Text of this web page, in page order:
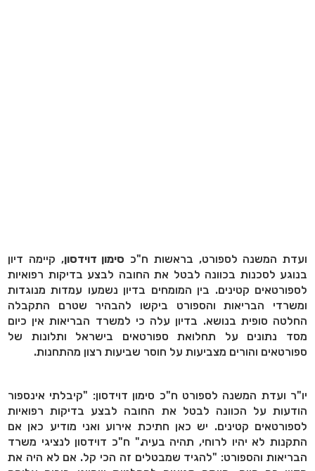
ועדת המשנה לספורט, בראשות ח"כסימון דוידסון, קיימה דיון
בנוגע לסכנות בכוונה לבטל את החובה לבצע בדיקות רפואיות
לספורטאים קטינים. בין המומחים בדיון נשמעו עמדות מנוגדות
ומשרדי הבריאות והספורט ביקשו להבהיר שטרם התקבלה
החלטה סופית בנושא. בדיון עלה כי למשרד הבריאות אין כיום
מסד נתונים על תחלואת ספורטאים בישראל ותלונות של
ספורטאים והורים מצביעות על חוסר שביעות רצון מהתחנות.
יו"ר ועדת המשנה לספורט ח"כ סימון דוידסון: "קיבלתי אינספור
הודעות על הכוונה לבטל את החובה לבצע בדיקות רפואיות
לספורטאים קטינים. יש כאן חתיכת אירוע ואני מודיע כאן אם
התקנות לא יהיו לרוחי, תהיה בעיה." ח"כ דוידסון לנציגי משרד
הבריאות והספורט: "להגיד שמבטלים זה הכי קל. אם לא היה את